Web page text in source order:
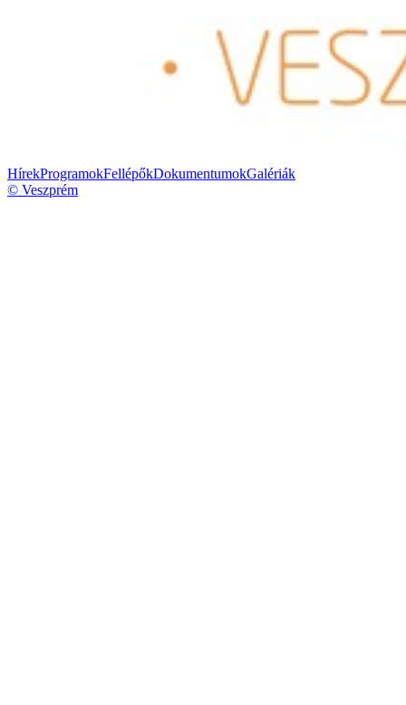
HírekProgramokFellépőkDokumentumokGalériák
© Veszprém